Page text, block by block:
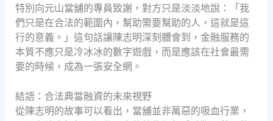
特別向元山當舖的專員致謝，對方只是淡淡地說：「我
們只是在合法的範圍內，幫助需要幫助的人，這就是這
行的意義。」這句話讓陳志明深刻體會到，金融服務的
本質不應只是冷冰冰的數字遊戲，而是應該在社會最需
要的時候，成為一張安全網。
結語：合法典當融資的未來視野
從陳志明的故事可以看出，當舖並非萬惡的吸血行業，